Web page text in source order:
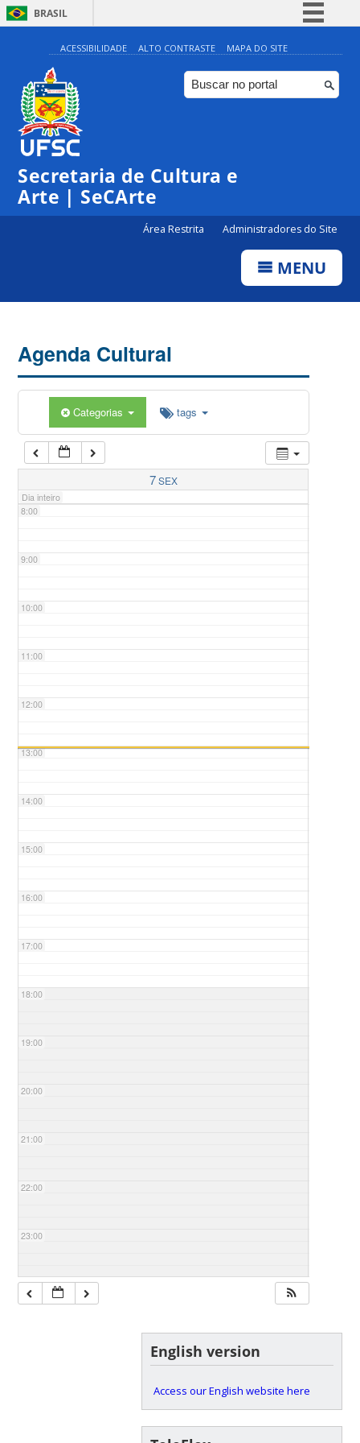
BRASIL
Simplifique!
Comunica BR
Participe
ACESSIBILIDADE ALTO CONTRASTE MAPA DO SITE
Secretaria de Cultura e
Arte | SeCArte
Área Restrita Administradores do Site
MENU
Agenda Cultural
Categorias tags
7SEX
Dia inteiro
0:00
1:00
5:00
7:00
8:00
9:00
10:00
11:00
12:00
13:00
14:00
15:00
16:00
17:00
18:00
19:00
20:00
21:00
22:00
23:00
English version
Access our English website here